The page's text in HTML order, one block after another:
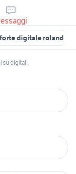
digitale roland
su digitali